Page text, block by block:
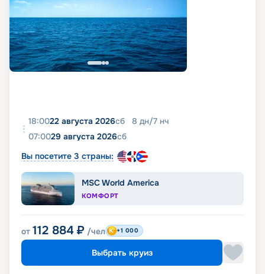
18:0022 августа 2026сб 8 дн/7 нч
07:0029 августа 2026сб
Вы посетите 3 страны:
MSC World America
КОМФОРТ
от 112 884 ₽ /чел +1 000
Выбрать круиз